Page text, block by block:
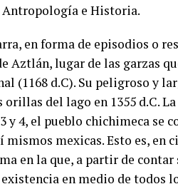
Antropología e Historia.
en forma de episodios o
Aztlán, lugar de las garzas
(1168 d.C). Su peligroso y
orillas del lago en 1355 d.C.
y 4, el pueblo chichimeca
mismos mexicas. Esto es,
en la que, a partir de
en medio de todos